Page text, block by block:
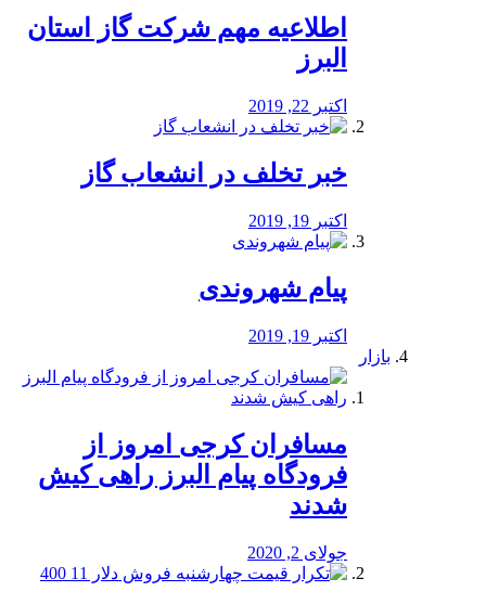
️اطلاعیه مهم شرکت گاز استان
البرز
اکتبر 22, 2019
خبر تخلف در انشعاب گاز
اکتبر 19, 2019
پیام شهروندی
اکتبر 19, 2019
بازار
مسافران کرجی امروز از
فرودگاه پیام البرز راهی کیش
شدند
جولای 2, 2020